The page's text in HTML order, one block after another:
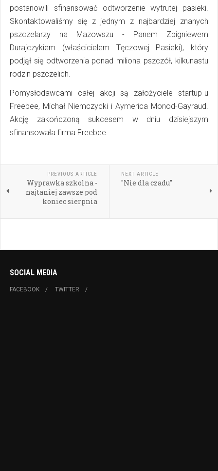
postanowili sfinansować odtworzenie wytrutej pasieki.
Skontaktowaliśmy się z jednym z najbardziej znanych
pszczelarzy na Mazowszu - Panem Zbigniewem
Durajczykiem (właścicielem Tęczowej Pasieki), który
podjął się odtworzenia ponad miliona pszczół, kilkunastu
rodzin pszczelich.
Pomysłodawcami całej akcji są założyciele startup-u
Freebee, Michał Niemczycki i Aymerica Monod-Gayraud.
Akcję zakończoną sukcesem w dniu dzisiejszym
sfinansowała firma Freebee.
PREVIOUS ARTICLE
Wyprawka szkolna -
najtaniej zawsze pod
koniec sierpnia
NEXT ARTICLE
"Nie dla czadu"
SOCIAL MEDIA
FACEBOOK TWITTER